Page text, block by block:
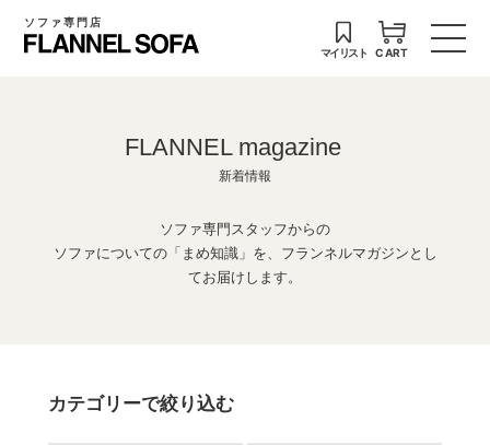
ソファ専門店
マイリスト CART
FLANNEL magazine
新着情報
ソファ専門スタッフからの
ソファについての「まめ知識」を、フランネルマガジンとし
てお届けします。
カテゴリーで絞り込む